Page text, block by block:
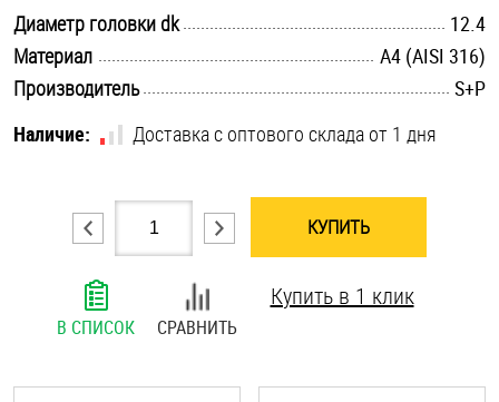
Шплинты
Штифты и пальцы
Диаметр головки dk
12.4
Материал
A4 (AISI 316)
Производитель
S+P
Наличие:
Доставка с оптового склада от 1 дня
КУПИТЬ
В СПИСОК СРАВНИТЬ
Купить в 1 клик